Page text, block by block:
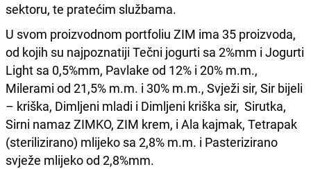
sektoru, te pratećim službama.
U svom proizvodnom portfoliu ZIM ima 35 proizvoda,
od kojih su najpoznatiji Tečni jogurti sa 2%mm i Jogurti
Light sa 0,5%mm, Pavlake od 12% i 20% m.m.,
Milerami od 21,5% m.m. i 30% m.m., Svježi sir, Sir bijeli
– kriška, Dimljeni mladi i Dimljeni kriška sir, Sirutka,
Sirni namaz ZIMKO, ZIM krem, i Ala kajmak, Tetrapak
(sterilizirano) mlijeko sa 2,8% m.m. i Pasterizirano
svježe mlijeko od 2,8%mm.